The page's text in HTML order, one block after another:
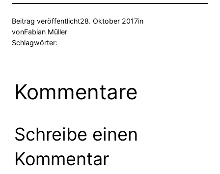
Beitrag veröffentlicht28. Oktober 2017in
vonFabian Müller
Schlagwörter:
Kommentare
Schreibe einen
Kommentar